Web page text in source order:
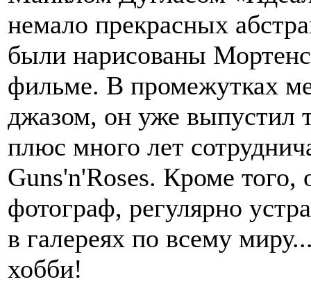
немало прекрасных
были нарисованы
фильме. В промежутках
джазом, он уже выпустил
плюс много лет
Guns'n'Roses. Кроме
фотограф, регулярно
в галереях по всему
хобби!